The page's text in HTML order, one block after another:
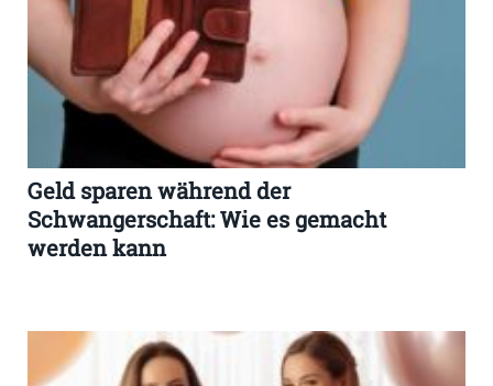
Geld sparen während der
Schwangerschaft: Wie es gemacht
werden kann